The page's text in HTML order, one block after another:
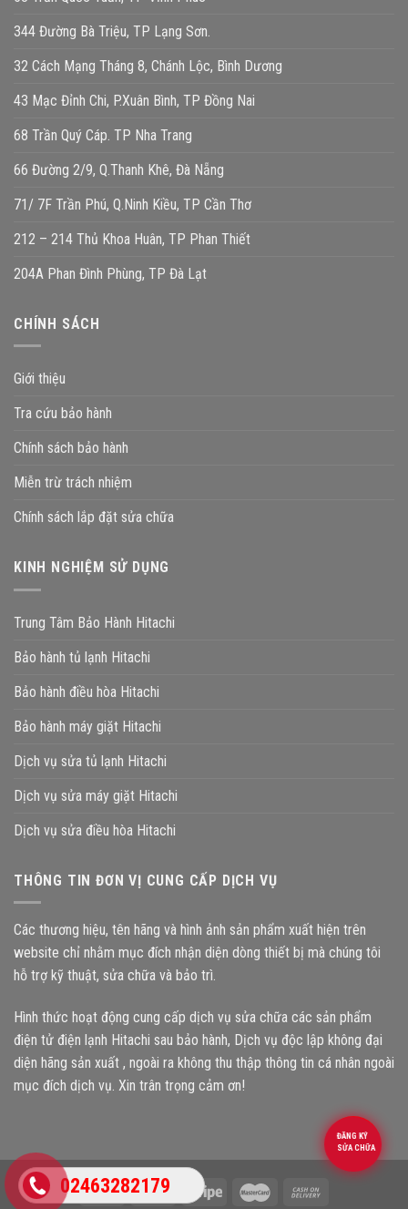
02463282179
344 Đường Bà Triệu, TP Lạng Sơn.
32 Cách Mạng Tháng 8, Chánh Lộc, Bình Dương
43 Mạc Đỉnh Chi, P.Xuân Bình, TP Đồng Nai
68 Trần Quý Cáp. TP Nha Trang
66 Đường 2/9, Q.Thanh Khê, Đà Nẵng
71/ 7F Trần Phú, Q.Ninh Kiều, TP Cần Thơ
212 – 214 Thủ Khoa Huân, TP Phan Thiết
204A Phan Đình Phùng, TP Đà Lạt
CHÍNH SÁCH
Giới thiệu
Tra cứu bảo hành
Chính sách bảo hành
Miễn trừ trách nhiệm
Chính sách lắp đặt sửa chữa
KINH NGHIỆM SỬ DỤNG
Trung Tâm Bảo Hành Hitachi
Bảo hành tủ lạnh Hitachi
Bảo hành điều hòa Hitachi
Bảo hành máy giặt Hitachi
Dịch vụ sửa tủ lạnh Hitachi
Dịch vụ sửa máy giặt Hitachi
Dịch vụ sửa điều hòa Hitachi
THÔNG TIN ĐƠN VỊ CUNG CẤP DỊCH VỤ
Các thương hiệu, tên hãng và hình ảnh sản phẩm xuất hiện trên
website chỉ nhằm mục đích nhận diện dòng thiết bị mà chúng tôi
hỗ trợ kỹ thuật, sửa chữa và bảo trì.
Hình thức hoạt động cung cấp dịch vụ sửa chữa các sản phẩm
điện tử điện lạnh Hitachi sau bảo hành, Dịch vụ độc lập không đại
diện hãng sản xuất , ngoài ra không thu thập thông tin cá nhân ngoài
mục đích dịch vụ. Xin trân trọng cảm ơn!
ĐĂNG KÝ
SỬA CHỮA